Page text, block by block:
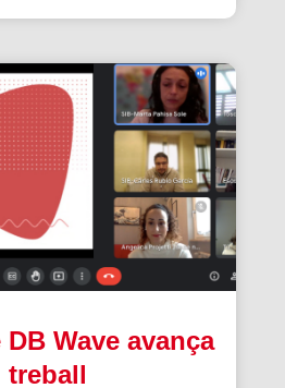
Wave avança
treball